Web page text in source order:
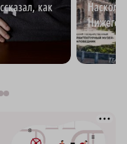
как